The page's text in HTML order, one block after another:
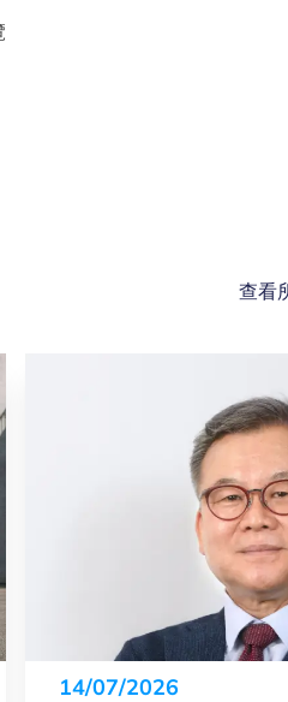
查看
14/07/2026